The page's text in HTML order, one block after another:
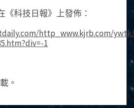
《科技日報》上發佈：
http_www.kjrb.com/
1
。